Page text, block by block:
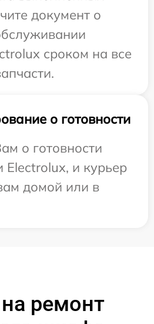
документ о
сроком на все
о готовности
о готовности
Electrolux, и курьер
домой или в
ремонт